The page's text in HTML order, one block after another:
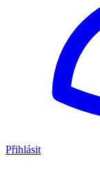
Přihlásit